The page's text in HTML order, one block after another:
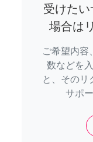
受けた
場合は
ご希望内容
数などを
と、そのリ
サポ